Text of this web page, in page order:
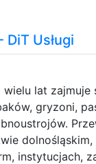
DiT Usługi
wielu lat zajmuje
gryzoni,
dolnośląskim,
instytucjach,